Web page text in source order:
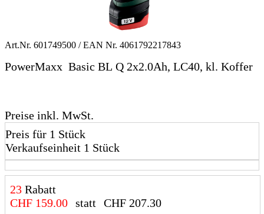
Art.Nr. 601749500 / EAN Nr. 4061792217843
PowerMaxx Basic BL Q 2x2.0Ah, LC40, kl. Koffer
Preise inkl. MwSt.
Preis für 1 Stück
Verkaufseinheit 1 Stück
23 Rabatt
CHF 159.00 statt CHF 207.30